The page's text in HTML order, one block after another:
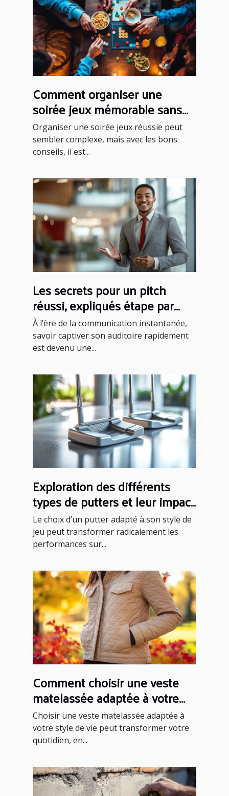
Comment organiser une
soirée jeux mémorable sans
effort ?
Organiser une soirée jeux réussie peut
sembler complexe, mais avec les bons
conseils, il est...
Les secrets pour un pitch
réussi, expliqués étape par
étape
À l’ère de la communication instantanée,
savoir captiver son auditoire rapidement
est devenu une...
Exploration des différents
types de putters et leur impact
sur votre performance
Le choix d’un putter adapté à son style de
jeu peut transformer radicalement les
performances sur...
Comment choisir une veste
matelassée adaptée à votre
style de vie ?
Choisir une veste matelassée adaptée à
votre style de vie peut transformer votre
quotidien, en...